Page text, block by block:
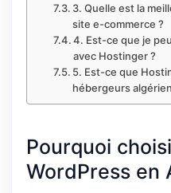
3. Quelle est la
site e-commerce ?
4. Est-ce que je
avec Hostinger ?
5. Est-ce que
hébergeurs
Pourquoi
WordPress en